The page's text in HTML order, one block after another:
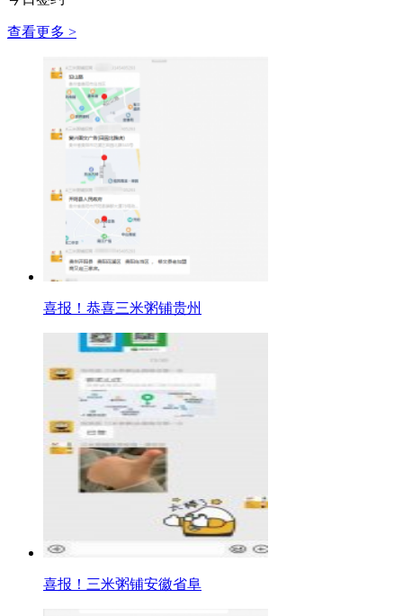
查看更多 >
喜报！恭喜三米粥铺贵州
喜报！三米粥铺安徽省阜